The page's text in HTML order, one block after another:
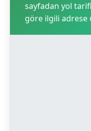
sayfadan yol
göre ilgili adrese